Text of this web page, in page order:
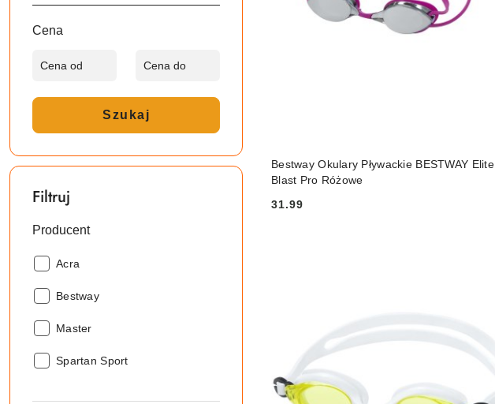
Cena
Szukaj
Filtruj
Producent
Producent:
Acra
Producent:
Bestway
Producent:
Master
Producent:
Spartan Sport
Bestway Okulary Pływackie BESTWAY Elite
Blast Pro Różowe
Cena:
31.99